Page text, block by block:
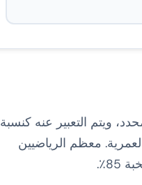
ويتم التعبير عنه كنسبة
للمجموعة العمرية. معظم الرياضيين